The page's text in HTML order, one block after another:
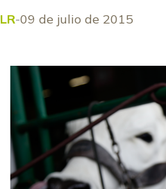
LR 09 de julio de 2015